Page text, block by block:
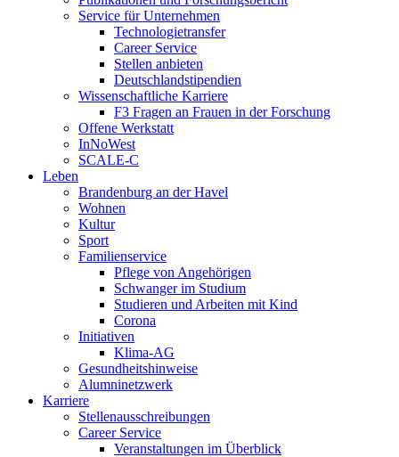
Service für Unternehmen
Technologietransfer
Career Service
Stellen anbieten
Deutschlandstipendien
Wissenschaftliche Karriere
F3 Fragen an Frauen in der Forschung
Offene Werkstatt
InNoWest
SCALE-C
Leben
Brandenburg an der Havel
Wohnen
Kultur
Sport
Familienservice
Pflege von Angehörigen
Schwanger im Studium
Studieren und Arbeiten mit Kind
Corona
Initiativen
Klima-AG
Gesundheitshinweise
Alumninetzwerk
Karriere
Stellenausschreibungen
Career Service
Veranstaltungen im Überblick